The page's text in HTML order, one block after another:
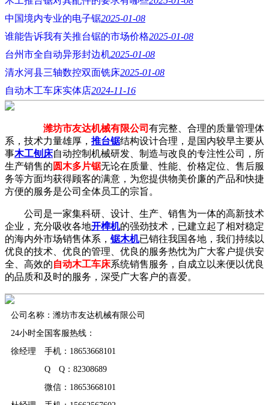
中国境内专业的电子锯2025-01-08
谁能告诉我有关推台锯的市场价格2025-01-08
台州市全自动异形封边机2025-01-08
清水河县三轴数控双面铣床2025-01-08
自动木工车床实体店2024-11-16
潍坊市友达机械有限公司 有完整、合理的质量管理体
系，技术力量雄厚， 推台锯结构设计合理，是国内较早主要从
事木工刨床自动控制机械研发、制造与改良的专注性公司，所
生产销售的 圆木多片锯无论在质量、性能、价格定位、售后服
务等方面均获得顾客的满意，为您提供物美价廉的产品和快捷
方便的服务是公司全体员工的宗旨。
公司是一家集科研、设计、生产、销售为一体的高新技术
企业，充分吸收各地开榫机的强劲技术，已建立起了相对稳定
的海内外市场销售体系， 锯木机已销往我国各地，我们持续以
优良的技术、优良的管理、优良的服务热忱为广大客户提供安
全、高效的自动木工车床系统销售服务，自成立以来便以优良
的品质和及时的服务，深受广大客户的喜爱。
公司名称：潍坊市友达机械有限公司
24小时全国客服热线：
徐经理 手机：18653668101
Q Q：82308689
微信：18653668101